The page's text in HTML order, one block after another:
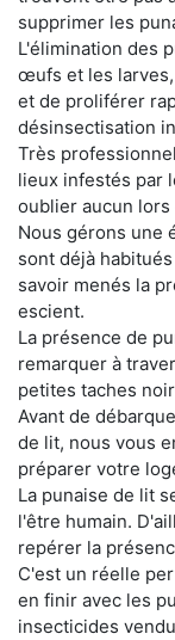
supprimer les
L'élimination des
œufs et les
et de proliférer
désinsectisation
Très
lieux infestés par
oublier aucun
Nous gérons une
sont déjà
savoir menés la
escient.
La présence de
remarquer à
petites taches
Avant de
de lit, nous vous
préparer votre
La punaise de lit
l'être humain.
repérer la
C'est un réelle
en finir avec les
insecticides